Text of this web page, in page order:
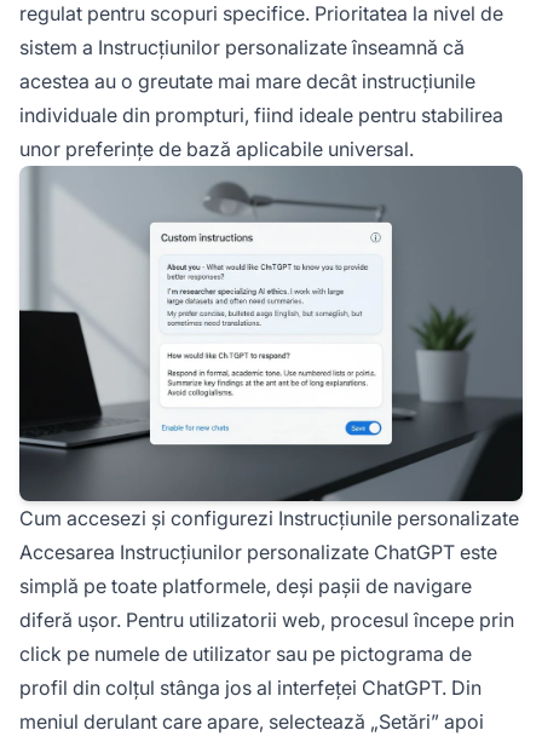
regulat pentru scopuri specifice. Prioritatea la nivel de
sistem a Instrucțiunilor personalizate înseamnă că
acestea au o greutate mai mare decât instrucțiunile
individuale din prompturi, fiind ideale pentru stabilirea
unor preferințe de bază aplicabile universal.
Cum accesezi și configurezi Instrucțiunile personalizate
Accesarea Instrucțiunilor personalizate ChatGPT este
simplă pe toate platformele, deși pașii de navigare
diferă ușor. Pentru utilizatorii web, procesul începe prin
click pe numele de utilizator sau pe pictograma de
profil din colțul stânga jos al interfeței ChatGPT. Din
meniul derulant care apare, selectează „Setări” apoi